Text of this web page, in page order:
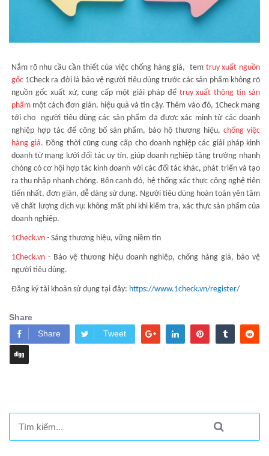
Nắm rõ nhu cầu cần thiết của việc chống hàng giả, tem truy xuất nguồn
gốc 1Check ra đời là bảo vệ người tiêu dùng trước các sản phẩm không rõ
nguồn gốc xuất xứ, cung cấp một giải pháp để truy xuất thông tin sản
phẩm một cách đơn giản, hiệu quả và tin cậy. Thêm vào đó, 1Check mang
tới cho người tiêu dùng các sản phẩm đã được xác minh từ các doanh
nghiệp hợp tác để công bố sản phẩm, bảo hộ thương hiệu,chống việc
hàng giả.Đồng thời cũng cung cấp cho doanh nghiệp các giải pháp kinh
doanh từ mạng lưới đối tác uy tín, giúp doanh nghiệp tăng trưởng nhanh
chóng có cơ hội hợp tác kinh doanh với các đối tác khác, phát triển và tạo
ra thu nhập nhanh chóng. Bên cạnh đó, hệ thống xác thực công nghệ tiên
tiến nhất, đơn giản, dễ dàng sử dụng. Người tiêu dùng hoàn toàn yên tâm
về chất lượng dịch vụ: không mất phí khi kiểm tra, xác thực sản phẩm của
doanh nghiệp.
1Check.vn - Sáng thương hiệu, vững niềm tin
1Check.vn - Bảo vệ thương hiệu doanh nghiệp, chống hàng giả, bảo vệ
người tiêu dùng.
Đăng ký tài khoản sử dụng tại đây: https://www.1check.vn/register/
Share
Share
Tweet